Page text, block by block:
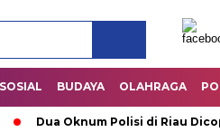
SOSIAL BUDAYA OLAHRAGA
Dua Oknum Polisi di Riau Dicopot